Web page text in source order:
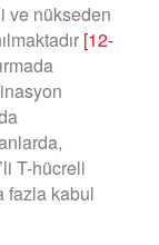
ve nükseden
[12-
T-hücreli
fazla kabul